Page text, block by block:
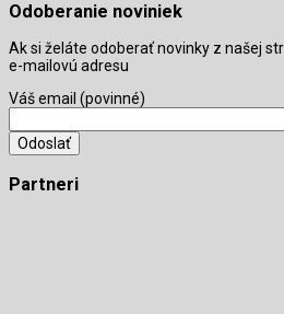
Odoberanie noviniek
Ak si želáte odoberať novinky z našej
e-mailovú adresu
Váš email (povinné)
Partneri